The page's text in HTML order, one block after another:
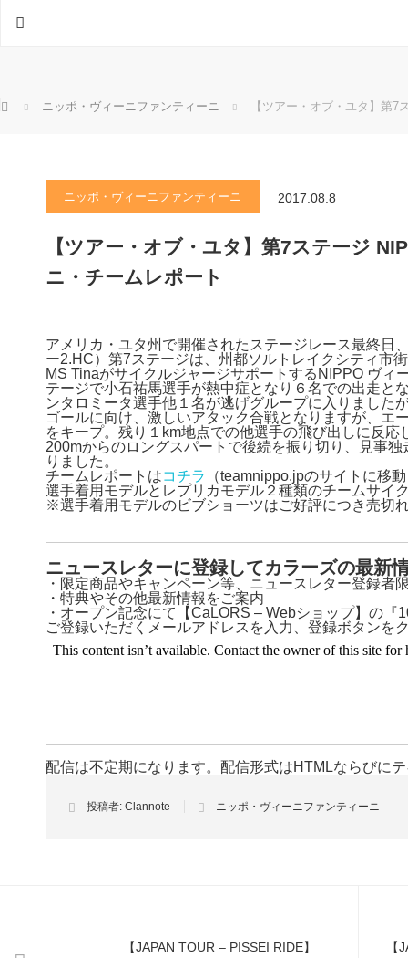
ホーム ニッポ・ヴィーニファンティーニ 【ツアー・オブ・ユタ】第
ニッポ・ヴィーニファンティーニ 2017.08.8
【ツアー・オブ・ユタ】第7ステージ
ニ・チームレポート
アメリカ・ユタ州で開催されたステージレース最終日
ー2.HC）第7ステージは、州都ソルトレイクシティ市
MS TinaがサイクルジャージサポートするNIPPO ヴィ
テージで小石祐馬選手が熱中症となり６名での出走と
ンタロミータ選手他１名が逃げグループに入りました
ゴールに向け、激しいアタック合戦となりますが、エ
をキープ。残り１km地点での他選手の飛び出しに反
200mからのロングスパートで後続を振り切り、見事
りました。
チームレポートはコチラ
（teamnippo.jpのサイトに移
選手着用モデルとレプリカモデル２種類のチームサイ
※選手着用モデルのビブショーツはご好評につき売切
ニュースレターに登録してカラーズの最新
・限定商品やキャンペーン等、ニュースレター登録者
・特典やその他最新情報をご案内
・オープン記念にて【CaLORS – Webショップ】の『
ご登録いただくメールアドレスを入力、登録ボタンを
配信は不定期になります。配信形式はHTMLならびに
投稿者: Clannote ニッポ・ヴィーニファンティーニ
【JAPAN TOUR – PISSEI RIDE】
【